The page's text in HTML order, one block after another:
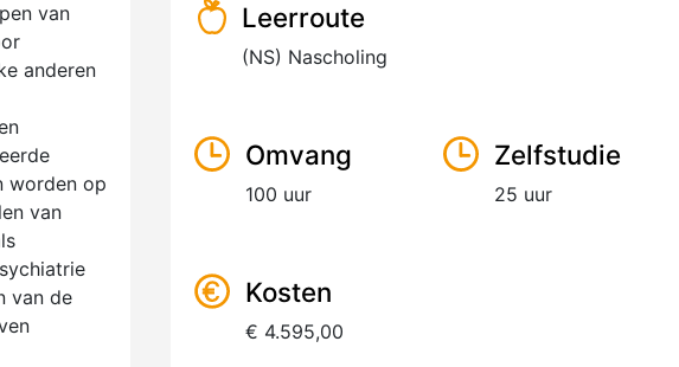
van
anderen
worden op
van
van de
Leerroute
(NS) Nascholing
Omvang
100 uur
Zelfstudie
25 uur
Kosten
€ 4.595,00